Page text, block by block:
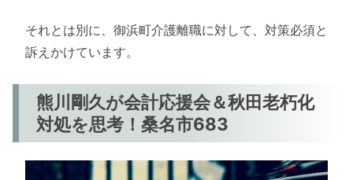
それとは別に、御浜町介護離職に対して、対策必須と
訴えかけています。
熊川剛久が会計応援会＆秋田老朽化
対処を思考！桑名市683